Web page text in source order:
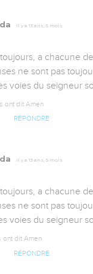
Il y a 13 ans, 5 mois
toujours, a chacune
ne sont pas
voies du seigneur
ont dit Amen
RÉPONDRE
Il y a 13 ans, 5 mois
toujours, a chacune
ne sont pas
voies du seigneur
ont dit Amen
RÉPONDRE